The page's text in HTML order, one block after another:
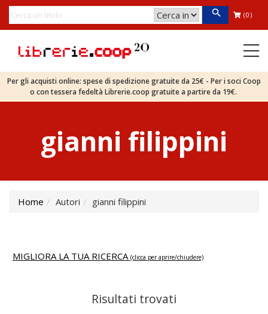
(0)
Per gli acquisti online: spese di spedizione gratuite da 25€ - Per i soci Coop
o con tessera fedeltà Librerie.coop gratuite a partire da 19€.
gianni filippini
Home Autori gianni filippini
MIGLIORA LA TUA RICERCA (clicca per aprire/chiudere)
Risultati trovati